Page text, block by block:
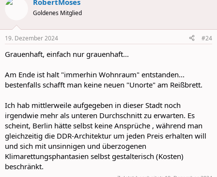
c
s
RobertMoses
Goldenes Mitglied
19. Dezember 2024 #24
Grauenhaft, einfach nur grauenhaft...
Am Ende ist halt "immerhin Wohnraum" entstanden...
bestenfalls schafft man keine neuen "Unorte" am Reißbrett.
Ich hab mittlerweile aufgegeben in dieser Stadt noch
irgendwie mehr als unteren Durchschnitt zu erwarten. Es
scheint, Berlin hätte selbst keine Ansprüche , während man
gleichzeitig die DDR-Architektur um jeden Preis erhalten will
und sich mit unsinnigen und überzogenen
Klimarettungsphantasien selbst gestalterisch (Kosten)
beschränkt.